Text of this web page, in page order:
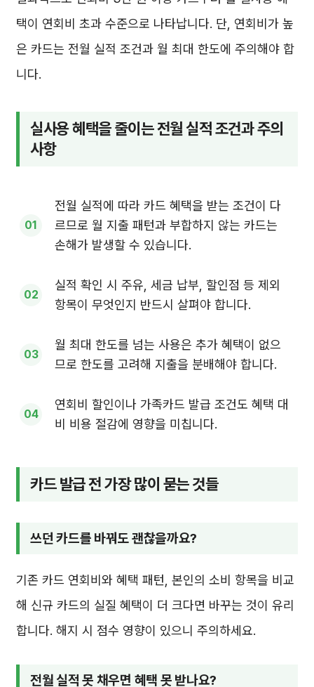
택이 연회비 초과 수준으로 나타납니다. 단, 연회비가 높
은 카드는 전월 실적 조건과 월 최대 한도에 주의해야 합
니다.
실사용 혜택을 줄이는 전월 실적 조건과 주의
사항
전월 실적에 따라 카드 혜택을 받는 조건이 다
르므로 월 지출 패턴과 부합하지 않는 카드는
손해가 발생할 수 있습니다.
실적 확인 시 주유, 세금 납부, 할인점 등 제외
항목이 무엇인지 반드시 살펴야 합니다.
월 최대 한도를 넘는 사용은 추가 혜택이 없으
므로 한도를 고려해 지출을 분배해야 합니다.
연회비 할인이나 가족카드 발급 조건도 혜택 대
비 비용 절감에 영향을 미칩니다.
카드 발급 전 가장 많이 묻는 것들
쓰던 카드를 바꿔도 괜찮을까요?
기존 카드 연회비와 혜택 패턴, 본인의 소비 항목을 비교
해 신규 카드의 실질 혜택이 더 크다면 바꾸는 것이 유리
합니다. 해지 시 점수 영향이 있으니 주의하세요.
전월 실적 못 채우면 혜택 못 받나요?